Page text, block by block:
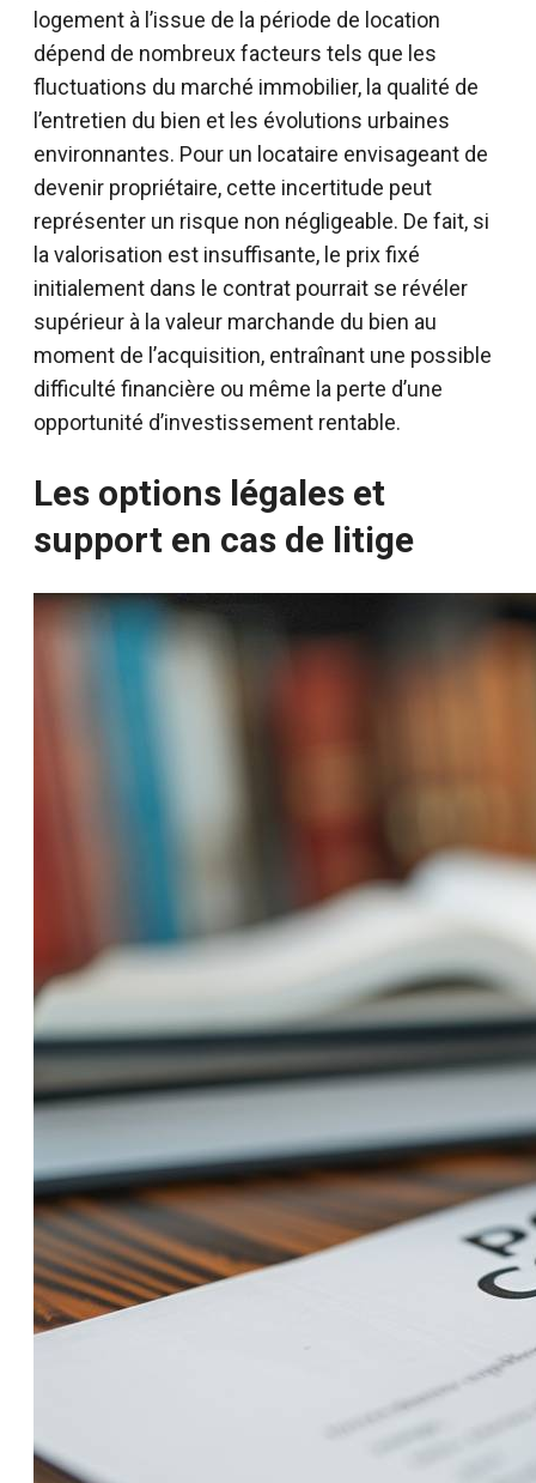
logement à l’issue de la période de location
dépend de nombreux facteurs tels que les
fluctuations du marché immobilier, la qualité de
l’entretien du bien et les évolutions urbaines
environnantes. Pour un locataire envisageant de
devenir propriétaire, cette incertitude peut
représenter un risque non négligeable. De fait, si
la valorisation est insuffisante, le prix fixé
initialement dans le contrat pourrait se révéler
supérieur à la valeur marchande du bien au
moment de l’acquisition, entraînant une possible
difficulté financière ou même la perte d’une
opportunité d’investissement rentable.
Les options légales et
support en cas de litige